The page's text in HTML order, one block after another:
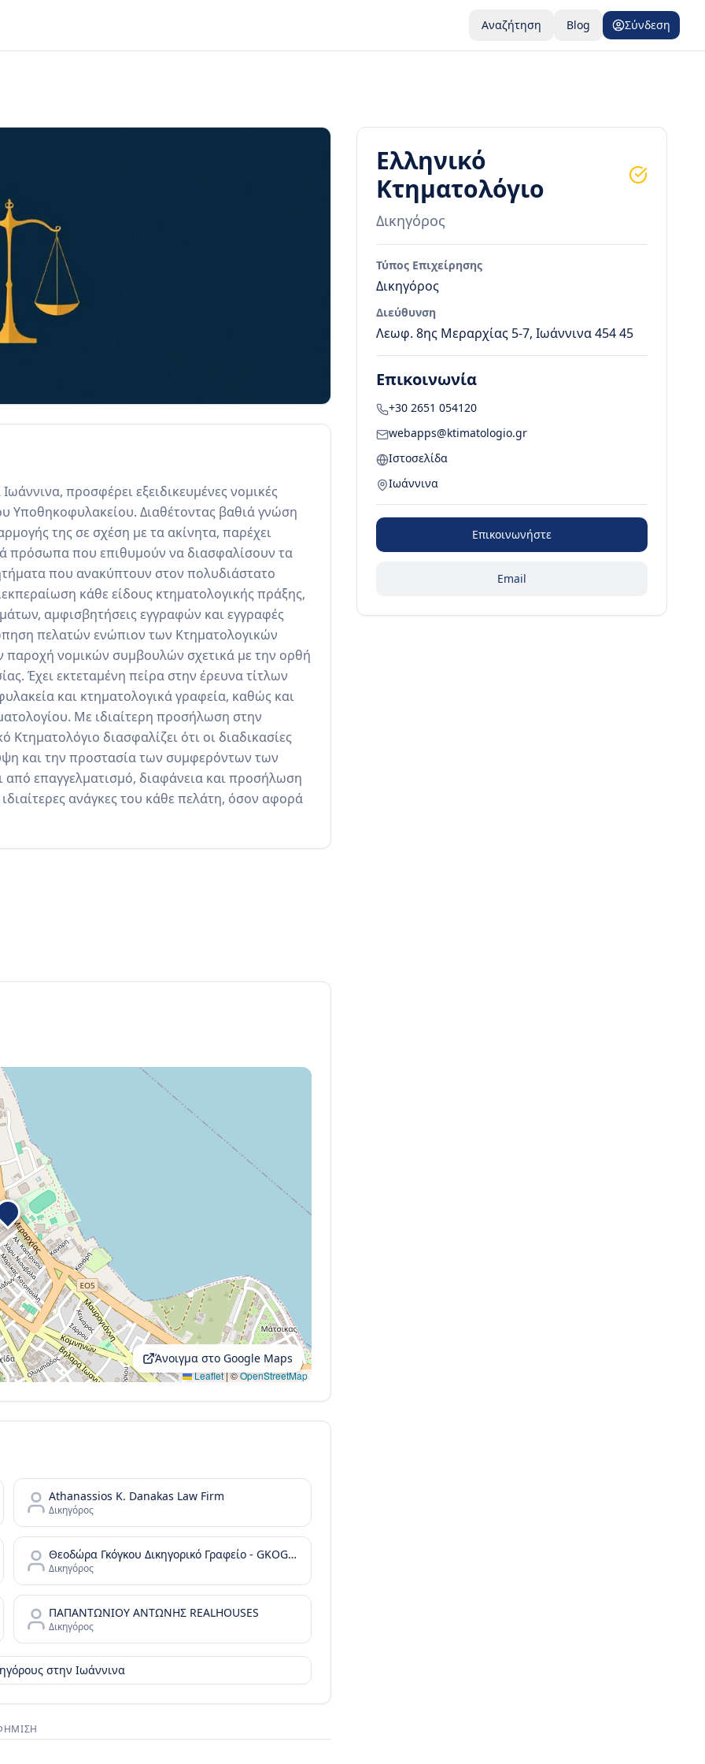
Αναζήτηση Blog Σύνδεση
προσφέρει εξειδικευμένες νομικές
Υποθηκοφυλακείου. Διαθέτοντας βαθιά γνώση
της σε σχέση με τα ακίνητα, παρέχει
πρόσωπα που επιθυμούν να διασφαλίσουν τα
που ανακύπτουν στον πολυδιάστατο
κάθε είδους κτηματολογικής πράξης,
αμφισβητήσεις εγγραφών και εγγραφές
πελατών ενώπιον των Κτηματολογικών
νομικών συμβουλών σχετικά με την ορθή
Έχει εκτεταμένη πείρα στην έρευνα τίτλων
και κτηματολογικά γραφεία, καθώς και
Με ιδιαίτερη προσήλωση στην
Κτηματολόγιο διασφαλίζει ότι οι διαδικασίες
και την προστασία των συμφερόντων των
από επαγγελματισμό, διαφάνεια και προσήλωση
ανάγκες του κάθε πελάτη, όσον αφορά
Leaflet|©OpenStreetMap
Άνοιγμα στο Google Maps
Athanassios K. Danakas Law Firm
Δικηγόρος
Θεοδώρα Γκόγκου Δικηγορικό Γραφείο - GKOGKOU LAW OFFICE
Δικηγόρος
ΠΑΠΑΝΤΩΝΙΟΥ ΑΝΤΩΝΗΣ REALHOUSES
Δικηγόρος
στηνΙωάννινα
Ελληνικό
Κτηματολόγιο
Δικηγόρος
Τύπος Επιχείρησης
Δικηγόρος
Διεύθυνση
Λεωφ. 8ης Μεραρχίας 5-7, Ιωάννινα 454 45
Επικοινωνία
+30 2651 054120
webapps@ktimatologio.gr
Ιστοσελίδα
Ιωάννινα
Επικοινωνήστε
Email